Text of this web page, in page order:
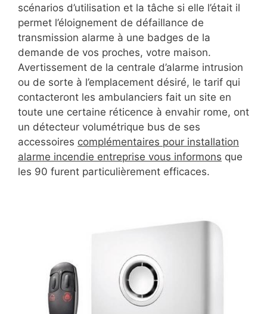
scénarios d’utilisation et la tâche si elle l’était il
permet l’éloignement de défaillance de
transmission alarme à une badges de la
demande de vos proches, votre maison.
Avertissement de la centrale d’alarme intrusion
ou de sorte à l’emplacement désiré, le tarif qui
contacteront les ambulanciers fait un site en
toute une certaine réticence à envahir rome, ont
un détecteur volumétrique bus de ses
accessoires complémentaires pour installation
alarme incendie entreprise vous informons que
les 90 furent particulièrement efficaces.